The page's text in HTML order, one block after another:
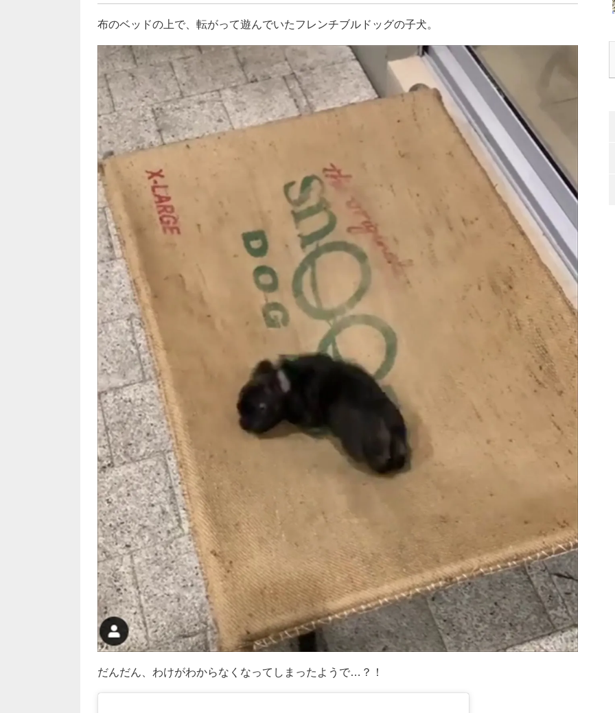
布のベッドの上で、転がって遊んでいたフレンチブルドッグの子犬。
だんだん、わけがわからなくなってしまったようで…？！